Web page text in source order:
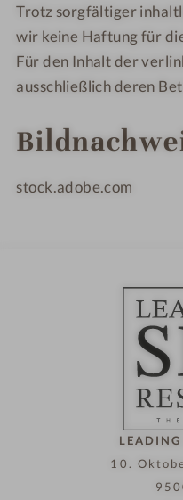
Trotz sorgfältiger
wir keine Haftung für
Für den Inhalt der
ausschließlich deren
stock.adobe.com
LEADING
10.